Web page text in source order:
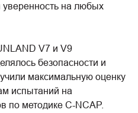
на любых
V7 и V9
безопасности и
максимальную оценку
испытаний на
по методике C-NCAP.